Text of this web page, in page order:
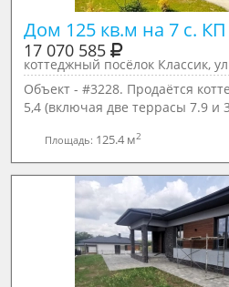
Дом 125 кв.м на 7 с. КП
17 070 585
коттеджный посёлок Классик,
Объект - #3228. Продаётся
5,4 (включая две террасы 7.9 и
Площадь: 125.4 м2